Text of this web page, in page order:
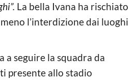
La bella Ivana ha rischiato
l’interdizione dai luoghi
a seguire la squadra da
presente allo stadio